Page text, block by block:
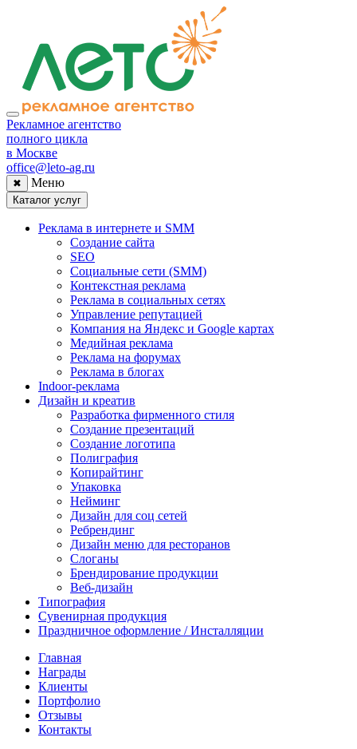
Рекламное агентство
полного цикла
в Москве
office@leto-ag.ru
✖ Меню
Каталог услуг
Реклама в интернете и SMM
Создание сайта
SEO
Социальные сети (SMM)
Контекстная реклама
Реклама в социальных сетях
Управление репутацией
Компания на Яндекс и Google картах
Медийная реклама
Реклама на форумах
Реклама в блогах
Indoor-реклама
Дизайн и креатив
Разработка фирменного стиля
Создание презентаций
Создание логотипа
Полиграфия
Копирайтинг
Упаковка
Нейминг
Дизайн для соц сетей
Ребрендинг
Дизайн меню для ресторанов
Слоганы
Брендирование продукции
Веб-дизайн
Типография
Сувенирная продукция
Праздничное оформление / Инсталляции
Главная
Награды
Клиенты
Портфолио
Отзывы
Контакты